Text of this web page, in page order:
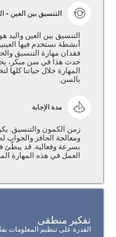
التنسيق بين العين -
التنسيق بين العين واليد
أنشطة نستخدم فيها
فقدان مهارة التنسيق
حدث هذا في سن مبكر،
المهارة خلال حياتنا
بالسن.
مدة الإجابة
زمن الكمون والتنسيق.
ومعالجة الحافز والجواب
بسرعة وفعالية. قد يبطّئ
العمل في هذه المهارة
تفكير منطقى
القدرة على تنظيم المعلومات